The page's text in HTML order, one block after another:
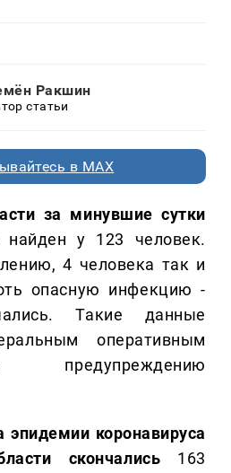
Ракшин
статьи
в MAX
за минувшие сутки
у 123 человек.
4 человека так и
опасную инфекцию -
Такие данные
оперативным
эпидемии коронавируса
скончались 163